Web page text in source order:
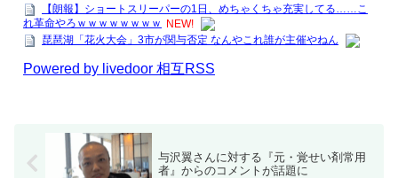
【朗報】ショートスリーパーの1日、めちゃくちゃ充実してる……こ
れ革命やろｗｗｗｗｗｗｗｗ NEW!
琵琶湖「花火大会」3市が関与否定 なんやこれ誰が主催やねん
Powered by livedoor 相互RSS
与沢翼さんに対する『元・覚せい剤常用
者』からのコメントが話題に